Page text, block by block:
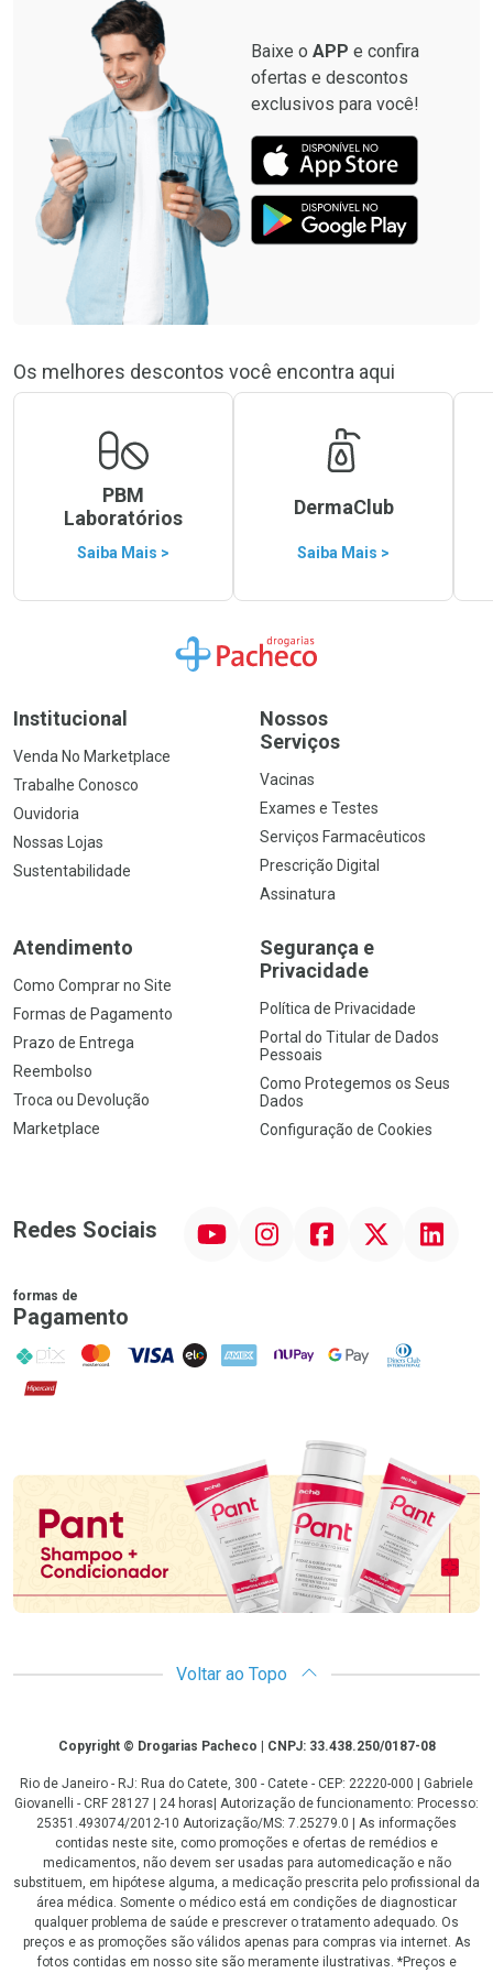
Baixe o APP e confira
ofertas e descontos
exclusivos para você!
Os melhores descontos você encontra aqui
PBM
Laboratórios
Saiba Mais >
DermaClub
Saiba Mais >
Ir para a Home
Institucional
Venda No Marketplace
Trabalhe Conosco
Ouvidoria
Nossas Lojas
Sustentabilidade
Nossos
Serviços
Vacinas
Exames e Testes
Serviços Farmacêuticos
Prescrição Digital
Assinatura
Atendimento
Como Comprar no Site
Formas de Pagamento
Prazo de Entrega
Reembolso
Troca ou Devolução
Marketplace
Segurança e
Privacidade
Política de Privacidade
Portal do Titular de Dados
Pessoais
Como Protegemos os Seus
Dados
Configuração de Cookies
Redes Sociais InstagramFacebook Linkedin
formas de
Pagamento
PIX MasterCard
VISA ELO AMEX NuPay Google PayDiners Club
Hipercard
Promoção em Destaque
Voltar ao Topo
CopyrightCopyright © Drogarias Pacheco | CNPJ: 33.438.250/0187-08
Rio de Janeiro - RJ: Rua do Catete, 300 - Catete - CEP: 22220-000 | Gabriele
Giovanelli - CRF 28127 | 24 horas| Autorização de funcionamento: Processo:
25351.493074/2012-10 Autorização/MS: 7.25279.0 | As informações
contidas neste site, como promoções e ofertas de remédios e
medicamentos, não devem ser usadas para automedicação e não
substituem, em hipótese alguma, a medicação prescrita pelo profissional da
área médica. Somente o médico está em condições de diagnosticar
qualquer problema de saúde e prescrever o tratamento adequado. Os
preços e as promoções são válidos apenas para compras via internet. As
fotos contidas em nosso site são meramente ilustrativas. *Preços e